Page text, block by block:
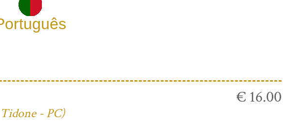
- PC)
€ 16.00